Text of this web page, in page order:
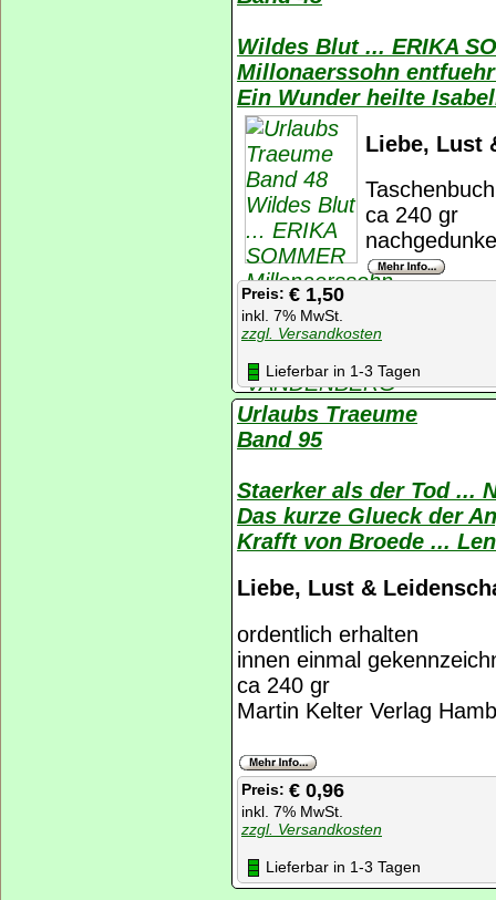
Wildes Blut ... ERIKA
Millonaerssohn
Ein Wunder heilte
Liebe, Lust
ca 240 gr
Preis: € 1,50
inkl. 7% MwSt.
zzgl. Versandkosten
Lieferbar in 1-3 Tagen
Urlaubs Traeume
Band 95
Staerker als der Tod ...
Das kurze Glueck der
Krafft von Broede ...
Liebe, Lust &
ordentlich erhalten
innen einmal
ca 240 gr
Martin Kelter Verlag
Preis: € 0,96
inkl. 7% MwSt.
zzgl. Versandkosten
Lieferbar in 1-3 Tagen